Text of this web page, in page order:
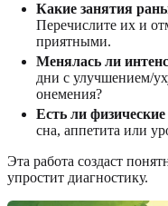
Какие занятия
Перечислите их и
приятными.
Менялась ли
дни с улучшением/
онемения?
Есть ли
сна, аппетита или
Эта работа создаст
упростит диагностику.